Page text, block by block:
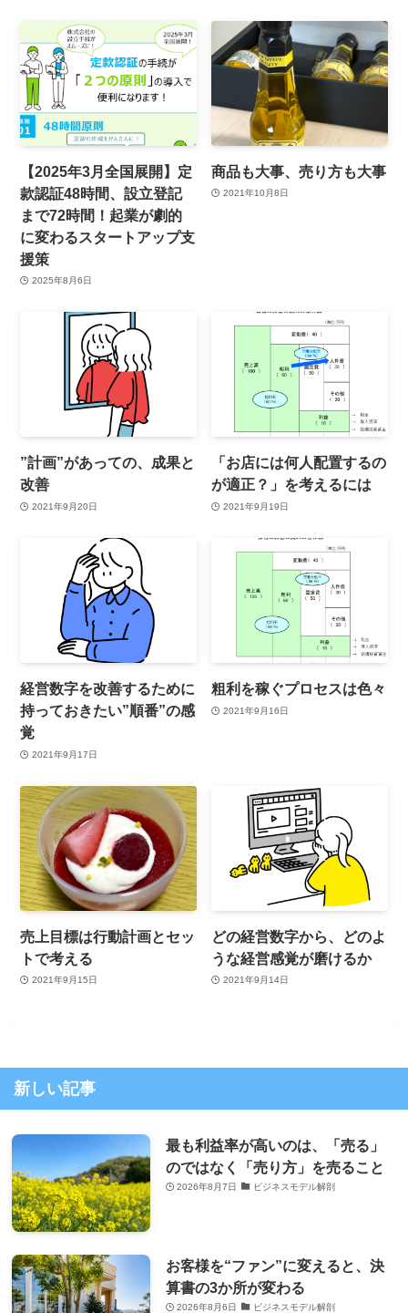
【2025年3月全国展開】定
款認証48時間、設立登記
まで72時間！起業が劇的
に変わるスタートアップ支
援策
2025年8月6日
商品も大事、売り方も大事
2021年10月8日
”計画”があっての、成果と
改善
2021年9月20日
「お店には何人配置するの
が適正？」を考えるには
2021年9月19日
経営数字を改善するために
持っておきたい”順番”の感
覚
2021年9月17日
粗利を稼ぐプロセスは色々
2021年9月16日
売上目標は行動計画とセッ
トで考える
2021年9月15日
どの経営数字から、どのよ
うな経営感覚が磨けるか
2021年9月14日
新しい記事
最も利益率が高いのは、「売る」
のではなく「売り方」を売ること
2026年8月7日 ビジネスモデル解剖
お客様を“ファン”に変えると、決
算書の3か所が変わる
2026年8月6日 ビジネスモデル解剖